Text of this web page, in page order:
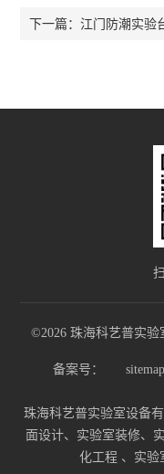
下一篇：江门防潮实验
©2026 珠海科艺普实验
备案号：
珠海科艺普实验室设备
面设计、实验室装修、
化工程 、实验